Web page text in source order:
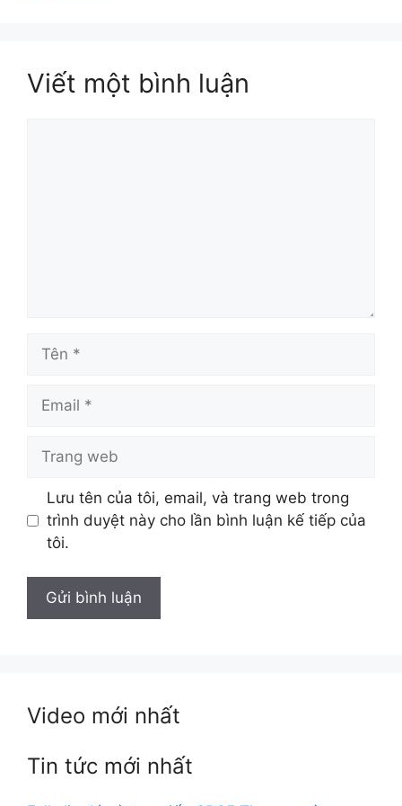
Viết một bình luận
Lưu tên của tôi, email, và trang web trong
trình duyệt này cho lần bình luận kế tiếp của
tôi.
Video mới nhất
Tin tức mới nhất